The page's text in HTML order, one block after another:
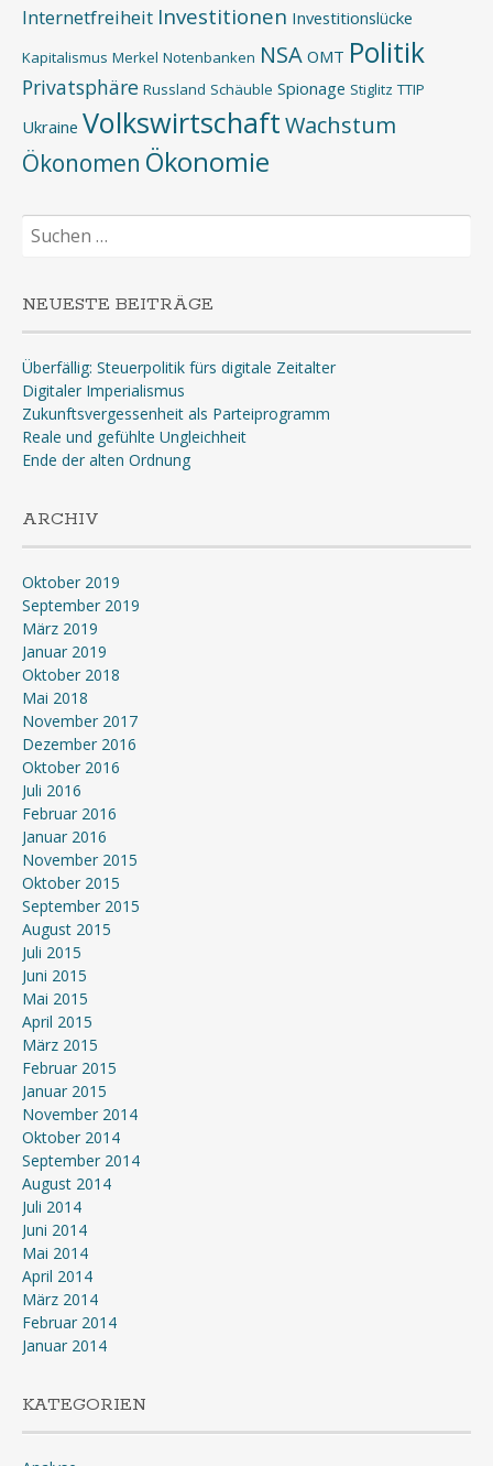
Internetfreiheit Investitionen Investitionslücke
Kapitalismus Merkel Notenbanken NSA OMT Politik
Privatsphäre Russland Schäuble Spionage Stiglitz TTIP
Ukraine VolkswirtschaftWachstum
Ökonomen Ökonomie
Suchen
nach:
NEUESTE BEITRÄGE
Überfällig: Steuerpolitik fürs digitale Zeitalter
Digitaler Imperialismus
Zukunftsvergessenheit als Parteiprogramm
Reale und gefühlte Ungleichheit
Ende der alten Ordnung
ARCHIV
Oktober 2019
September 2019
März 2019
Januar 2019
Oktober 2018
Mai 2018
November 2017
Dezember 2016
Oktober 2016
Juli 2016
Februar 2016
Januar 2016
November 2015
Oktober 2015
September 2015
August 2015
Juli 2015
Juni 2015
Mai 2015
April 2015
März 2015
Februar 2015
Januar 2015
November 2014
Oktober 2014
September 2014
August 2014
Juli 2014
Juni 2014
Mai 2014
April 2014
März 2014
Februar 2014
Januar 2014
KATEGORIEN